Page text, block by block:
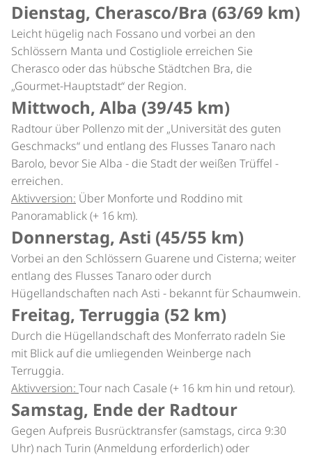
Dienstag, Cherasco/Bra (63/69 km)
Leicht hügelig nach Fossano und vorbei an den
Schlössern Manta und Costigliole erreichen Sie
Cherasco oder das hübsche Städtchen Bra, die
„Gourmet-Hauptstadt“ der Region.
Mittwoch, Alba (39/45 km)
Radtour über Pollenzo mit der „Universität des guten
Geschmacks“ und entlang des Flusses Tanaro nach
Barolo, bevor Sie Alba - die Stadt der weißen Trüffel -
erreichen.
Aktivversion: Über Monforte und Roddino mit
Panoramablick (+ 16 km).
Donnerstag, Asti (45/55 km)
Vorbei an den Schlössern Guarene und Cisterna; weiter
entlang des Flusses Tanaro oder durch
Hügellandschaften nach Asti - bekannt für Schaumwein.
Freitag, Terruggia (52 km)
Durch die Hügellandschaft des Monferrato radeln Sie
mit Blick auf die umliegenden Weinberge nach
Terruggia.
Aktivversion: Tour nach Casale (+ 16 km hin und retour).
Samstag, Ende der Radtour
Gegen Aufpreis Busrücktransfer (samstags, circa 9:30
Uhr) nach Turin (Anmeldung erforderlich) oder